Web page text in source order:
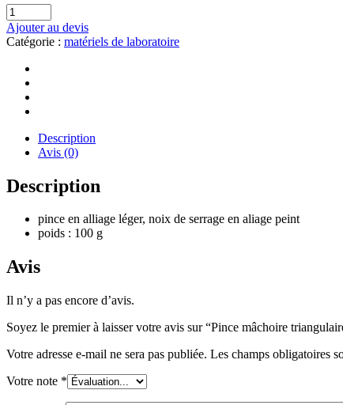
Ajouter au devis
Catégorie : matériels de laboratoire
Description
Avis (0)
Description
pince en alliage léger, noix de serrage en aliage peint
poids : 100 g
Avis
Il n’y a pas encore d’avis.
Soyez le premier à laisser votre avis sur “Pince mâchoire
Votre adresse e-mail ne sera pas publiée. Les champs obligatoires
Votre note *